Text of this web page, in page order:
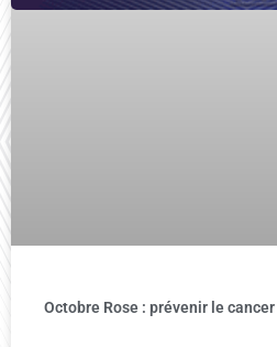
Octobre Rose : prévenir le cancer